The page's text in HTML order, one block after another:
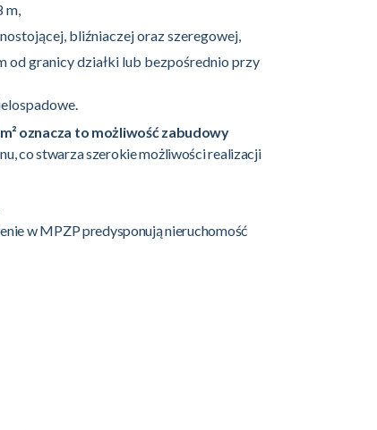
m,
bliźniaczej oraz szeregowej,
od granicy działki lub bezpośrednio przy
oznacza to możliwość zabudowy
co stwarza szerokie możliwości realizacji
w MPZP predysponują nieruchomość